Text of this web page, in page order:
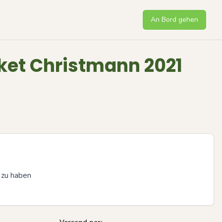
An Bord gehen
Christmann 2021
haben